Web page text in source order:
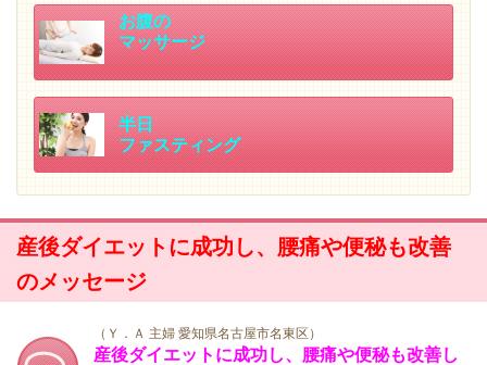
お腹の
マッサージ
半日
ファスティング
産後ダイエットに成功し、腰痛や便秘も改善
のメッセージ
（Ｙ．Ａ 主婦 愛知県名古屋市名東区）
産後ダイエットに成功し、腰痛や便秘も改善し